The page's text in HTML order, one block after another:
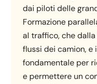
dai piloti delle
Formazione
al traffico, che
flussi dei camion, e
fondamentale per
e permettere un